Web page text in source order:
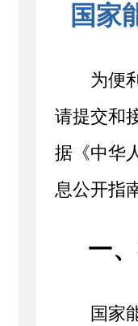
国家
为便
请提交和
据《中华
息公开指
一
国家